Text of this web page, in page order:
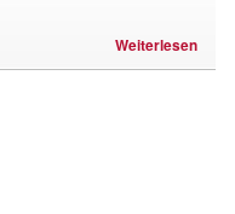
Weiterlesen